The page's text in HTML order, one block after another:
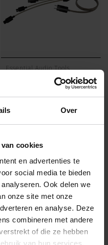
Over
cookies
en advertenties te
social media te bieden
Ook delen we
onze site met onze
en analyse. Deze
combineren met andere
of die ze hebben
van hun services.
Essential Audio Tools
Essential Audio
Tools Current
Spyder L
€375,00